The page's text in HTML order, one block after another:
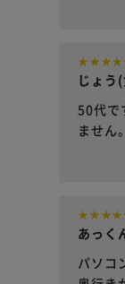
じょう
50代で
ません
あっく
パソコ